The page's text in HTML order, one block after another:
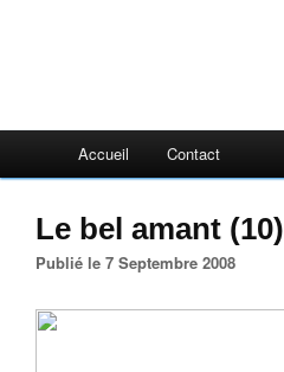
Accueil Contact
Le bel amant (10)
Publié le 7 Septembre 2008